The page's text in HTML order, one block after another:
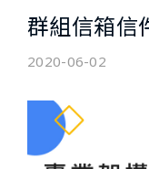
群組信箱信
2020-06-02